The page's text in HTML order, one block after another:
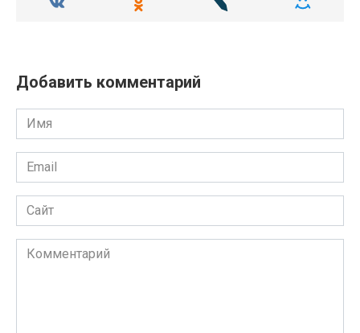
Добавить комментарий
Имя
Email
Сайт
Комментарий